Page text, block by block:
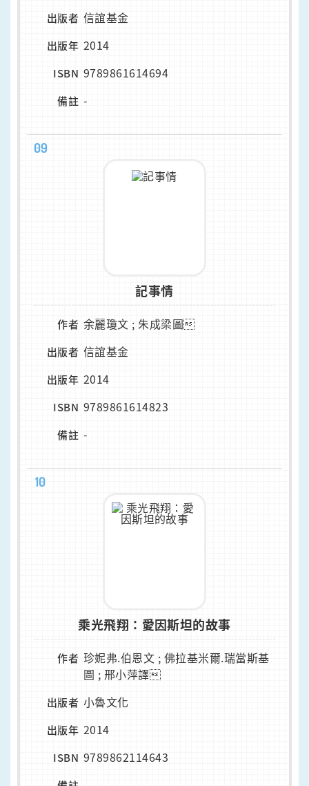
出版者 信誼基金
出版年 2014
ISBN 9789861614694
備註 -
09
記事情
作者 余麗瓊文 ; 朱成梁圖
出版者 信誼基金
出版年 2014
ISBN 9789861614823
備註 -
10
乘光飛翔：愛因斯坦的故事
作者 珍妮弗.伯恩文 ; 佛拉基米爾.瑞當斯基
圖 ; 邢小萍譯
出版者 小魯文化
出版年 2014
ISBN 9789862114643